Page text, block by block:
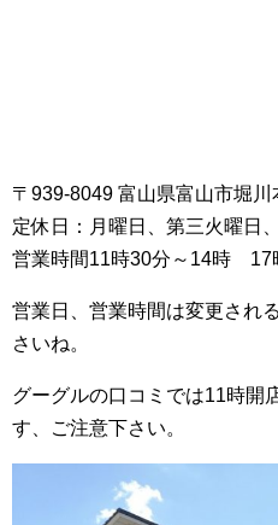
〒939-8049 富山県富山市堀川
定休日：月曜日、第三火曜日
営業時間11時30分～14時 17
営業日、営業時間は変更され
さいね。
グーグルの口コミでは11時開
す、ご注意下さい。